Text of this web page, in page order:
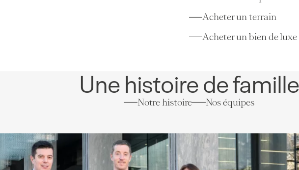
Acheter un terrain
Acheter un bien de luxe
Une histoire de famille
Notre histoire Nos équipes